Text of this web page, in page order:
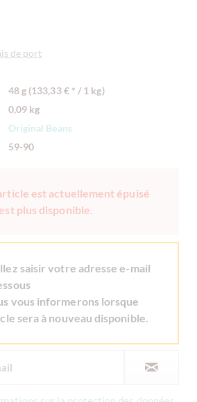
de port
48 g (133,33 € * / 1 kg)
0,09 kg
Original Beans
59-90
est actuellement épuisé
plus disponible.
saisir votre adresse e-mail
vous informerons lorsque
sera à nouveau disponible.